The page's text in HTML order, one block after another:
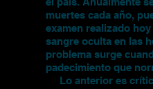
muertes cada año,
examen realizado
sangre oculta en las
problema surge
padecimiento que
Lo anterior es